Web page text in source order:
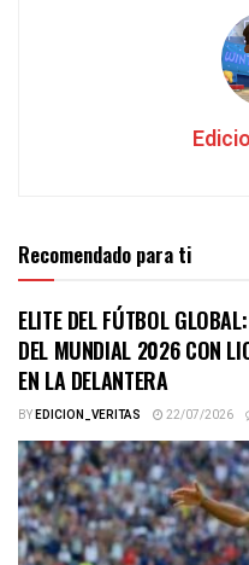
Recomendado para ti
ELITE DEL FÚTBOL
DEL MUNDIAL 2026 CON
EN LA DELANTERA
BYEDICION_VERITAS 22/07/2026